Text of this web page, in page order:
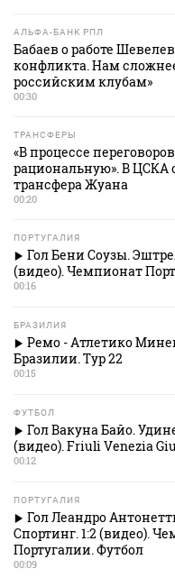
АЛЬФА-БАНК РПЛ
Бабаев о работе
конфликта. Нам
российским клубам»
00:30
ТРАНСФЕРЫ
«В процессе
рациональную». В ЦСКА
трансфера Жуана
00:20
ПОРТУГАЛИЯ
Гол Бени Соузы.
(видео). Чемпионат
00:16
БРАЗИЛИЯ
Ремо - Атлетико
Бразилии. Тур 22
00:15
ФУТБОЛ
Гол Вакуна Байо.
(видео). Friuli Venezia
00:12
ПОРТУГАЛИЯ
Гол Леандро
Спортинг. 1:2 (видео).
Португалии. Футбол
00:09